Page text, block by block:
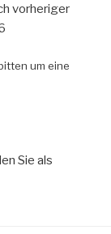
vorheriger
um eine
Sie als